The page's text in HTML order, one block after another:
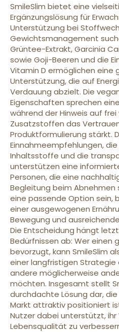
SmileSlim bietet eine
Ergänzungslösung für
Unterstützung bei
Gewichtsmanagement
Grüntee-Extrakt, Garcinia
sowie Goji-Beeren und die
Vitamin D ermöglichen eine
Unterstützung, die auf
Verdauung abzielt. Die
Eigenschaften sprechen
während der Hinweis auf frei
Zusatzstoffen das
Produktformulierung stärkt.
Einnahmeempfehlungen,
Inhaltsstoffe und die
unterstützen eine
Personen, die eine
Begleitung beim Abnehmen
eine passende Option sein,
einer ausgewogenen
Bewegung und
Die Entscheidung hängt
Bedürfnissen ab: Wer einen
bevorzugt, kann SmileSlim
einer langfristigen Strategie
andere möglicherweise
möchten. Insgesamt stellt
durchdachte Lösung dar,
Markt attraktiv positioniert
Nutzer dabei unterstützt, ihr
Lebensqualität zu